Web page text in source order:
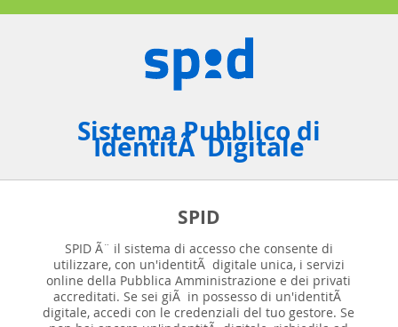
Sistema Pubblico di
IdentitÃ Digitale
SPID
SPID Ã¨ il sistema di accesso che consente di
utilizzare, con un'identitÃ digitale unica, i servizi
online della Pubblica Amministrazione e dei privati
accreditati. Se sei giÃ in possesso di un'identitÃ
digitale, accedi con le credenziali del tuo gestore. Se